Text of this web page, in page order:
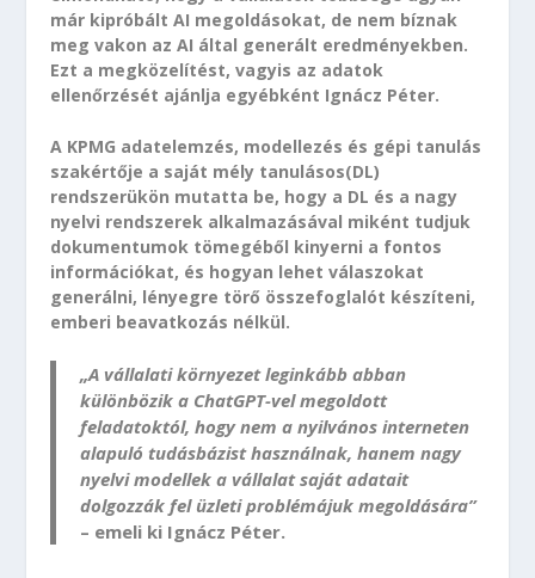
már kipróbált AI megoldásokat, de nem bíznak
meg vakon az AI által generált eredményekben.
Ezt a megközelítést, vagyis az adatok
ellenőrzését ajánlja egyébként Ignácz Péter.
A KPMG adatelemzés, modellezés és gépi tanulás
szakértője a saját mély tanulásos(DL)
rendszerükön mutatta be, hogy a DL és a nagy
nyelvi rendszerek alkalmazásával miként tudjuk
dokumentumok tömegéből kinyerni a fontos
információkat, és hogyan lehet válaszokat
generálni, lényegre törő összefoglalót készíteni,
emberi beavatkozás nélkül.
„A vállalati környezet leginkább abban
különbözik a ChatGPT-vel megoldott
feladatoktól, hogy nem a nyilvános interneten
alapuló tudásbázist használnak, hanem nagy
nyelvi modellek a vállalat saját adatait
dolgozzák fel üzleti problémájuk megoldására”
– emeli ki Ignácz Péter.